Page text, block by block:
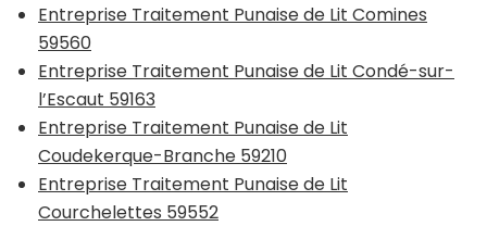
Entreprise Traitement Punaise de Lit Comines
59560
Entreprise Traitement Punaise de Lit Condé-sur-
l’Escaut 59163
Entreprise Traitement Punaise de Lit
Coudekerque-Branche 59210
Entreprise Traitement Punaise de Lit
Courchelettes 59552